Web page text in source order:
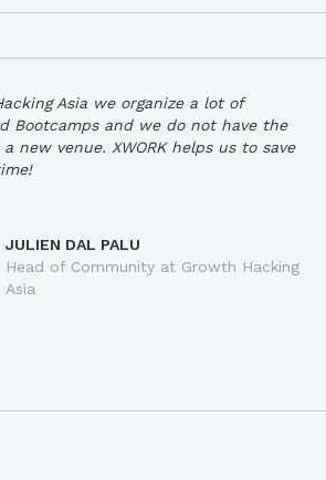
Asia we organize a lot of
Bootcamps and we do not have the
new venue. XWORK helps us to save
JULIEN DAL PALU
Head of Community at Growth Hacking
Asia